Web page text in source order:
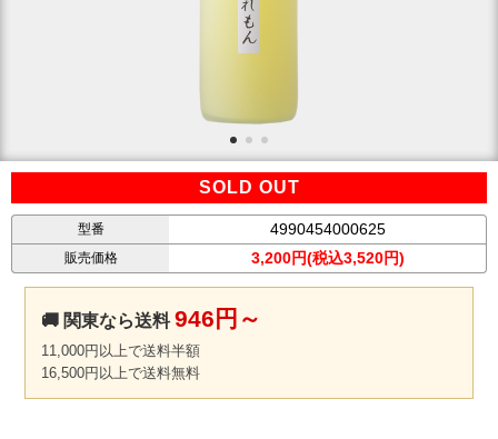
SOLD OUT
型番 4990454000625
販売価格 3,200円(税込3,520円)
🚚 関東なら送料946円～
11,000円以上で送料半額
16,500円以上で送料無料